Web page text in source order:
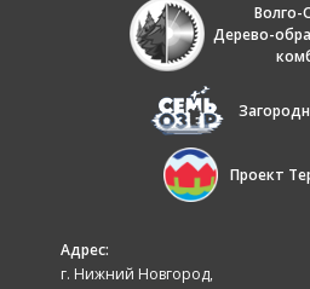
Волго-
Дерево-
Проект
Адрес:
г. Нижний Новгород,